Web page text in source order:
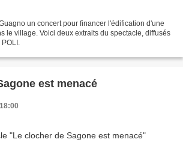
un concert pour financer l'édification d'une
le village. Voici deux extraits du spectacle, diffusés
est menacé